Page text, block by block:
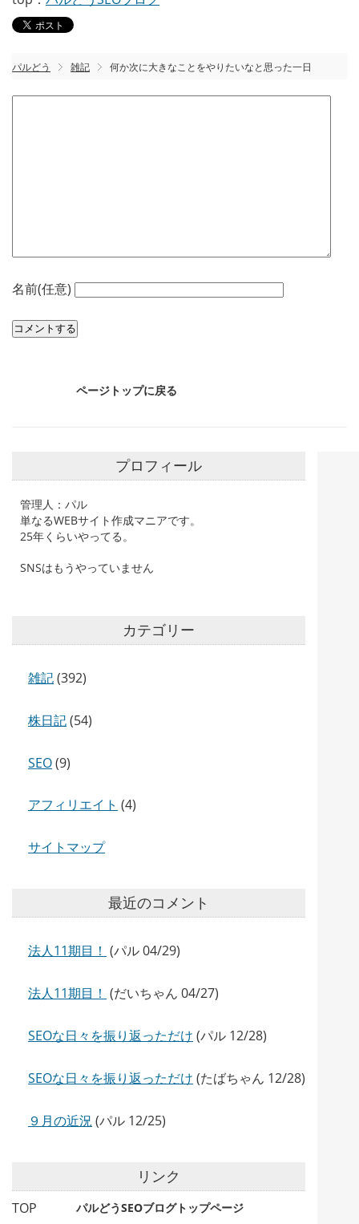
パルどう 雑記 何か次に大きなことをやりたいなと思った一日
名前(任意)
ページトップに戻る
プロフィール
管理人：パル
単なるWEBサイト作成マニアです。
25年くらいやってる。
SNSはもうやっていません
カテゴリー
雑記(392)
株日記(54)
SEO(9)
アフィリエイト (4)
サイトマップ
最近のコメント
法人11期目！ (パル 04/29)
法人11期目！ (だいちゃん 04/27)
SEOな日々を振り返っただけ (パル 12/28)
SEOな日々を振り返っただけ (たばちゃん 12/28)
９月の近況 (パル 12/25)
リンク
TOP パルどうSEOブログトップページ